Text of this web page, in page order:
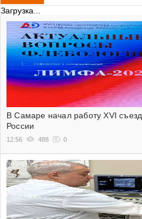
Загрузка...
В Самаре начал работу XVI
России
12:56 488 0